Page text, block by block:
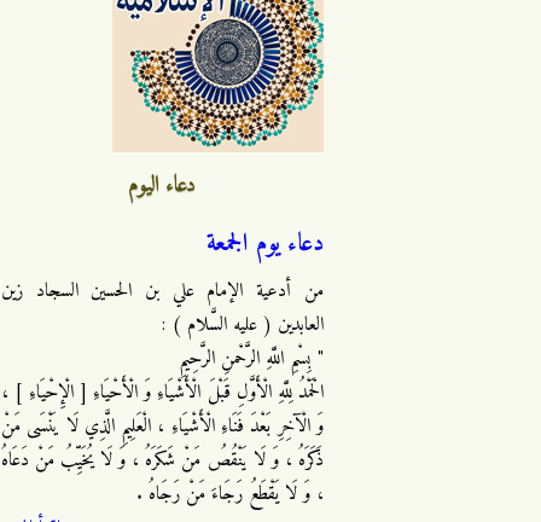
دعاء اليوم
دعاء يوم الجمعة
من أدعية الإمام علي بن الحسين السجاد زين
العابدين ( عليه السَّلام ) :
" بِسْمِ اللَّهِ الرَّحْمنِ الرَّحِيمِ
الْحَمْدُ لِلَّهِ الْأَوَّلِ قَبْلَ الْأَشْيَاءِ وَ الْأَحْيَاءِ [ الْإِحْيَاءِ ] ،
وَ الْآخِرِ بَعْدَ فَنَاءِ الْأَشْيَاءِ ، الْعَلِيمِ الَّذِي لَا يَنْسَى مَنْ
ذَكَرَهُ ، وَ لَا يَنْقُصُ مَنْ شَكَرَهُ ، وَ لَا يُخَيِّبُ مَنْ دَعَاهُ
، وَ لَا يَقْطَعُ رَجَاءَ مَنْ رَجَاهُ .